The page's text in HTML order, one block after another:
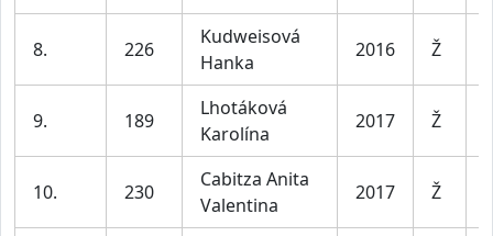
8. 226
Kudweisová
Hanka
2016 Ž
9. 189
Lhotáková
Karolína
2017 Ž
10. 230
Cabitza Anita
Valentina
2017 Ž